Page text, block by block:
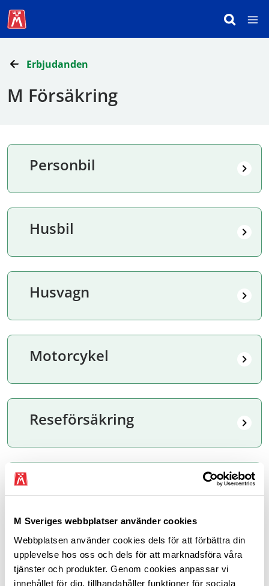
M Sveriges webbplatser använder cookies
Webbplatsen använder cookies dels för att förbättra din
upplevelse hos oss och dels för att marknadsföra våra
tjänster och produkter. Genom cookies anpassar vi
innehållet för dig, tillhandahåller funktioner för sociala
Erbjudanden
M Försäkring
Personbil
Husbil
Husvagn
Motorcykel
Reseförsäkring
Hem